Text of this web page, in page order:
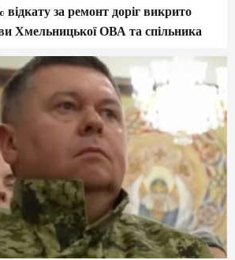
за ремонт доріг викрито
Хмельницької ОВА та спільника